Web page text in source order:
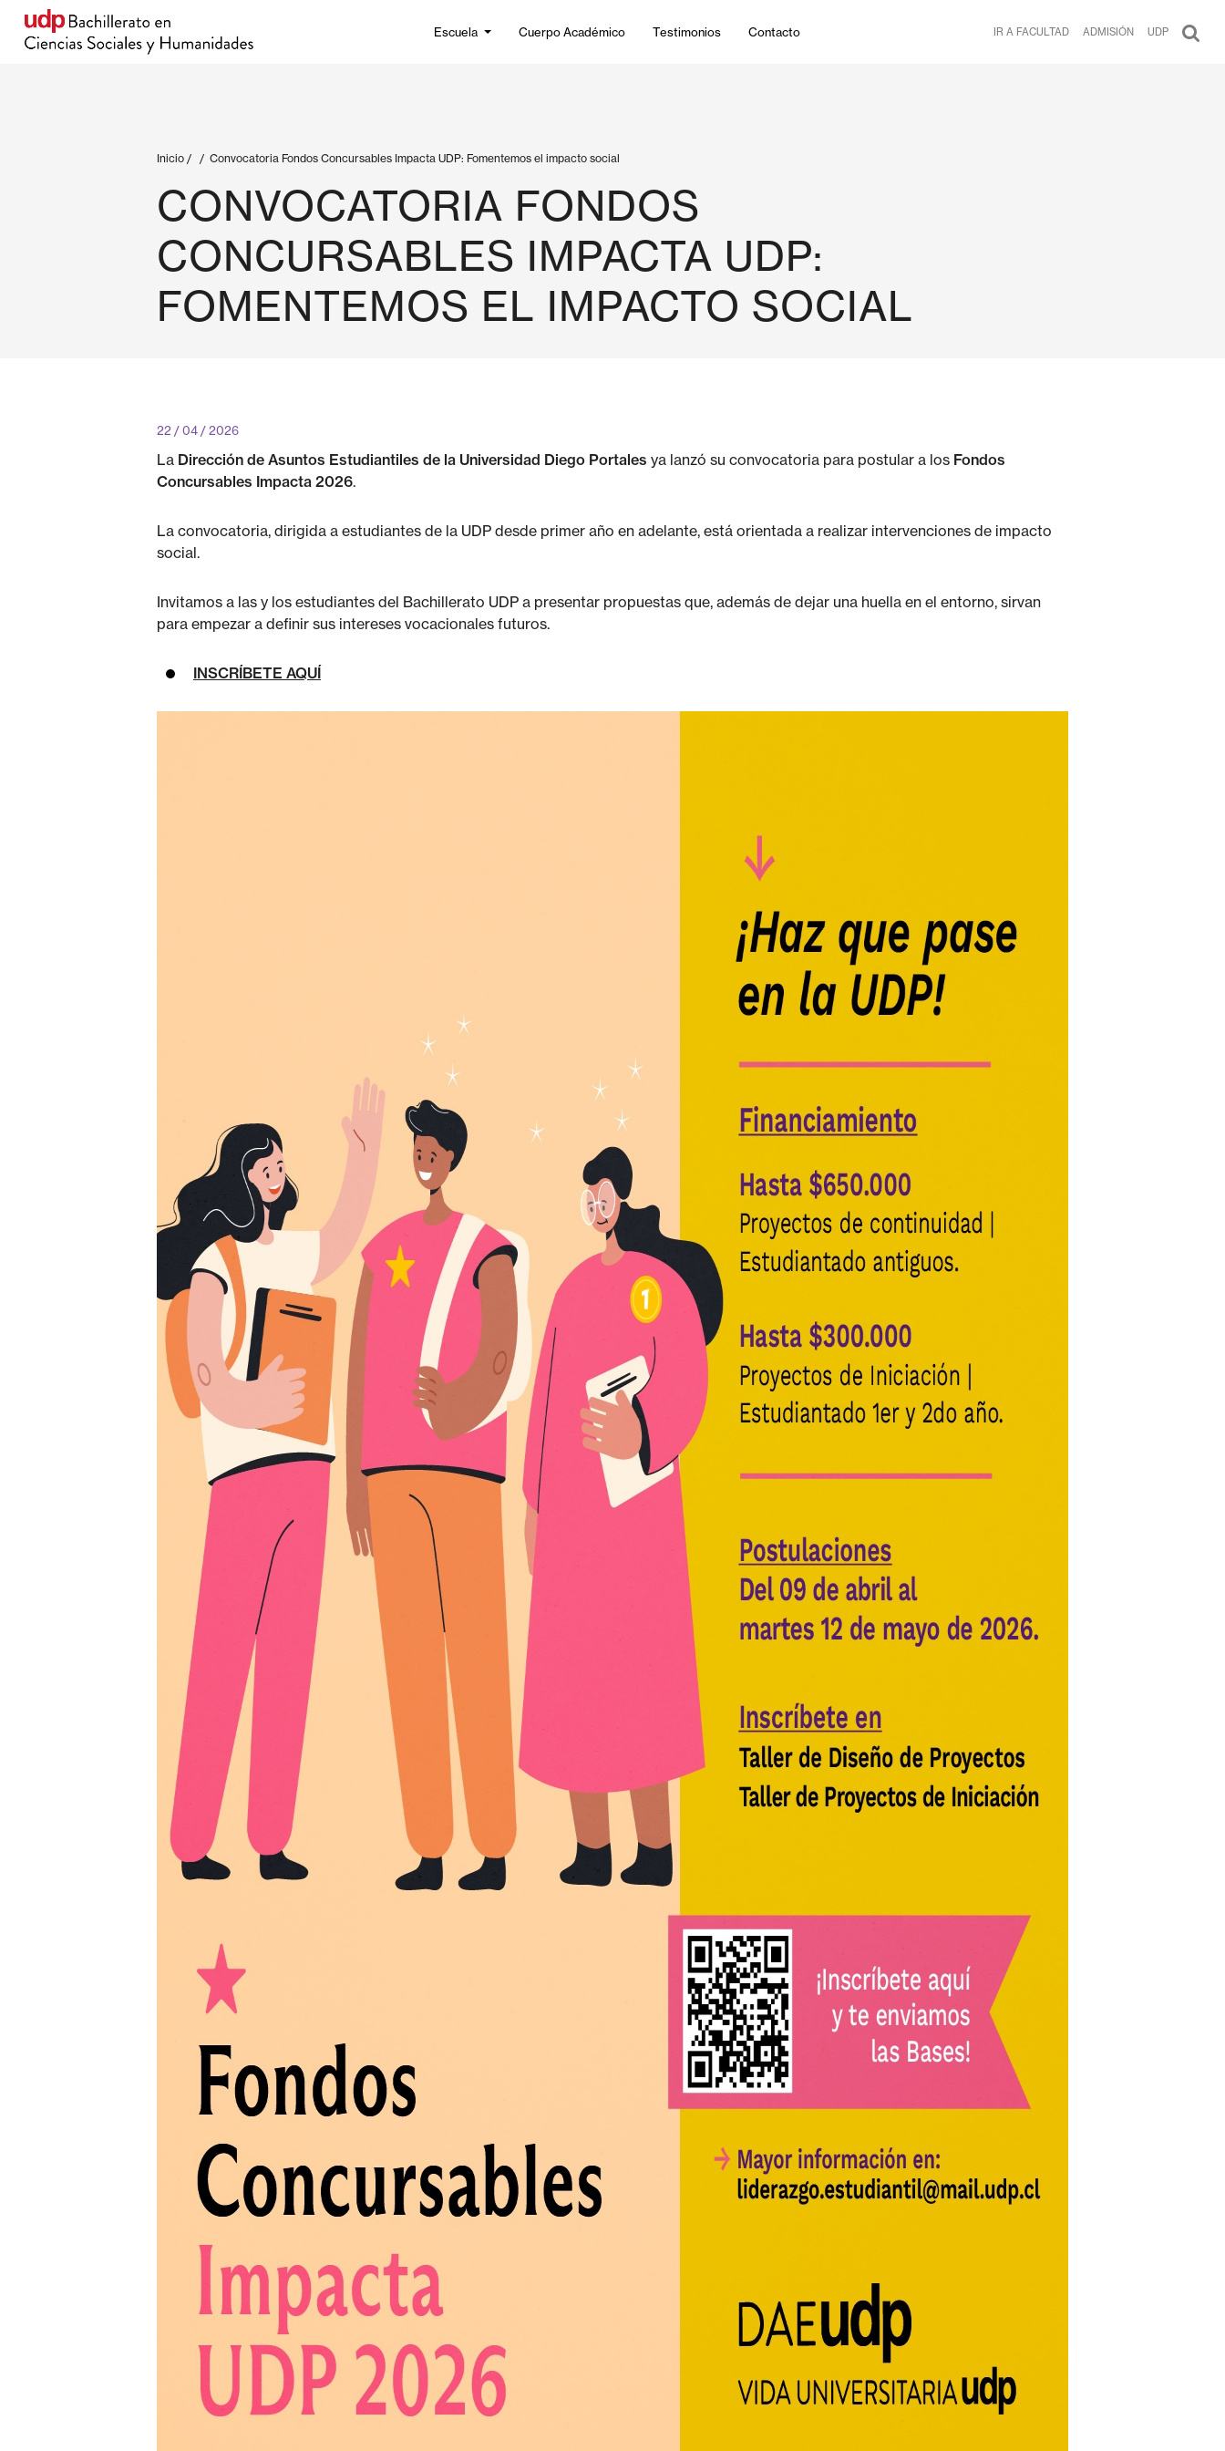
Escuela Cuerpo Académico Testimonios Contacto IR A FACULTAD ADMISIÓN UDP
Inicio / / Convocatoria Fondos Concursables Impacta UDP: Fomentemos el impacto social
CONVOCATORIA FONDOS
CONCURSABLES IMPACTA UDP:
FOMENTEMOS EL IMPACTO SOCIAL
22 / 04 / 2026
La Dirección de Asuntos Estudiantiles de la Universidad Diego Portales ya lanzó su convocatoria para postular a los Fondos
Concursables Impacta 2026.
La convocatoria, dirigida a estudiantes de la UDP desde primer año en adelante, está orientada a realizar intervenciones de impacto
social.
Invitamos a las y los estudiantes del Bachillerato UDP a presentar propuestas que, además de dejar una huella en el entorno, sirvan
para empezar a definir sus intereses vocacionales futuros.
INSCRÍBETE AQUÍ